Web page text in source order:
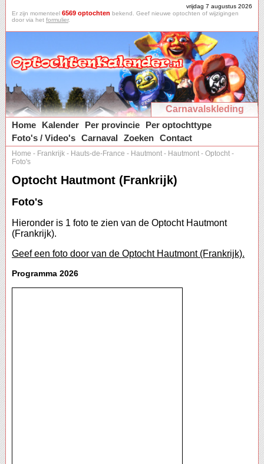
vrijdag 7 augustus 2026
Er zijn momenteel 6569 optochten bekend. Geef nieuwe optochten of wijzigingen
door via het formulier.
Carnavalskleding
Home
Kalender Per provincie
Per optochttype
Foto's / Video's Carnaval Zoeken Contact
Home - Frankrijk - Hauts-de-France - Hautmont - Hautmont - Optocht -
Foto's
Optocht Hautmont (Frankrijk)
Foto's
Hieronder is 1 foto te zien van de Optocht Hautmont
(Frankrijk).
Geef een foto door van de Optocht Hautmont (Frankrijk).
Programma 2026